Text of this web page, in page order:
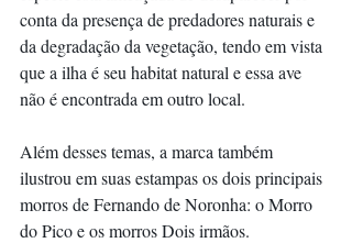
conta da presença de predadores naturais e
da degradação da vegetação, tendo em vista
que a ilha é seu habitat natural e essa ave
não é encontrada em outro local.
Além desses temas, a marca também
ilustrou em suas estampas os dois principais
morros de Fernando de Noronha: o Morro
do Pico e os morros Dois irmãos.